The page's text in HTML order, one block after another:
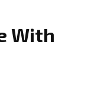
With